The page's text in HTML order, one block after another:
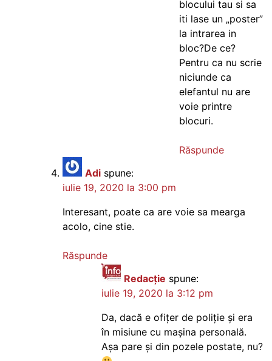
blocului tau si sa
iti lase un „poster”
la intrarea in
bloc?De ce?
Pentru ca nu scrie
niciunde ca
elefantul nu are
voie printre
blocuri.
Răspunde
Adi spune:
iulie 19, 2020 la 3:00 pm
Interesant, poate ca are voie sa mearga
acolo, cine stie.
Răspunde
Redacție spune:
iulie 19, 2020 la 3:12 pm
Da, dacă e ofițer de poliție și era
în misiune cu mașina personală.
Așa pare și din pozele postate, nu?